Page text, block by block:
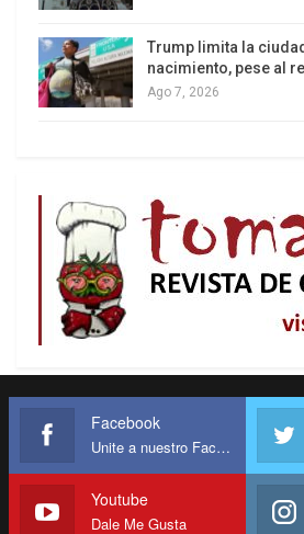
Trump limita la
nacimiento, pese al
Ago 7, 2026
Facebook
Unite a nuestro Facebook
Youtube
Dale Me Gusta